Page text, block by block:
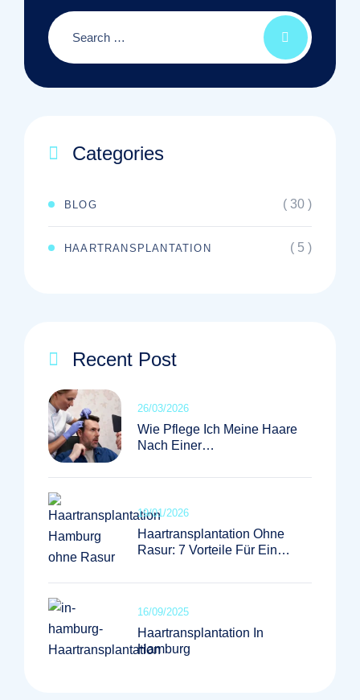
Categories
BLOG ( 30 )
HAARTRANSPLANTATION ( 5 )
Recent Post
Wie Pflege Ich Meine Haare
Nach Einer
26/03/2026
Haartransplantation Ohne
Rasur: 7 Vorteile Für Ein
19/01/2026
Haartransplantation In
Hamburg
16/09/2025